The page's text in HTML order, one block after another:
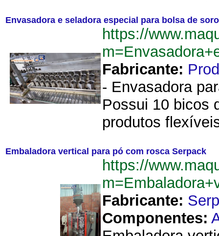
Envasadora e seladora especial para bolsa de
https://
Fabricante:
- Envasadora
Possui 10 bicos
produtos
Embaladora vertical para pó com rosca Serpack
https://
Fabricante:
Componentes: